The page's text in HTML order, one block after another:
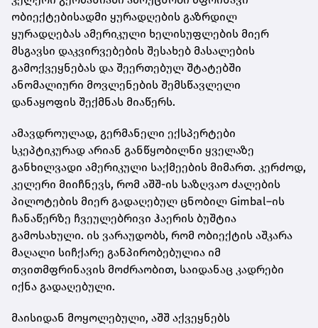
ობიექტებისადმი ყურადღების გაზრდილ
ყურადღებას ამერიკული ხელისუფლების მიერ
მსგავსი დაკვირვებების შესახებ მასალების
გამოქვეყნებას და შეერთებულ შტატებში
ანომალიური მოვლენების შემსწავლელი
დანაყოფის შექმნას მიაწერს.
ამავდროულად, გერმანელი ექსპერტები
სკეპტიკურად არიან განწყობილნი ყველაზე
განხილვადი ამერიკული საქმეების მიმართ. კერძოდ,
კელერი მიიჩნევს, რომ აშშ-ის საზღვაო ძალების
პილოტების მიერ გადაღებულ ცნობილ Gimbal–ის
ჩანაწერზე ჩვეულებრივი ჰაერის ბუშტია
გამოსახული. ის ვარაუდობს, რომ ობიექტის აშკარა
მაღალი სიჩქარე განპირობებულია იმ
თვითმფრინავის მოძრაობით, საიდანაც კადრები
იქნა გადაღებული.
მაისიდან მოყოლებული, აშშ აქვეყნებს